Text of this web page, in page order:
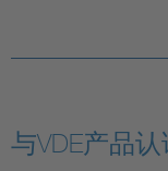
同时，CIG 方法已
Inspection
这意味着 CIG 方法
早已建立的 ENEC
与VDE产品